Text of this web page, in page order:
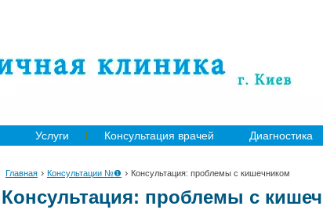
Услуги Консультация врачей Диагностика
Главная › Консультации №❶ › Консультация: проблемы с кишечником
Консультация: проблемы с